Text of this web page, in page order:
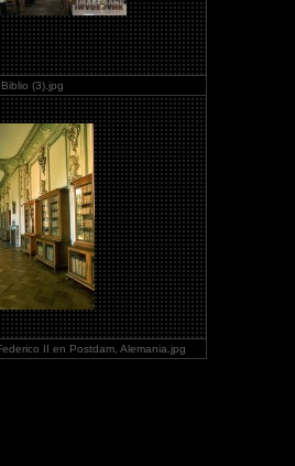
Biblio (3).jpg
II en Postdam, Alemania.jpg